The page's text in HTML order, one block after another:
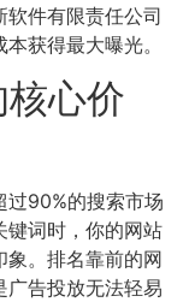
件有限责任公司
获得最大曝光。
心价
过90%的搜索市场
键词时，你的网站
象。排名靠前的网
广告投放无法轻易